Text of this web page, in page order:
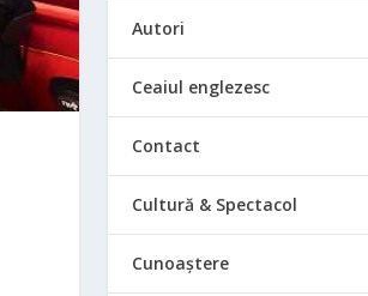
Autori
Ceaiul englezesc
Contact
Cultură & Spectacol
Cunoaștere